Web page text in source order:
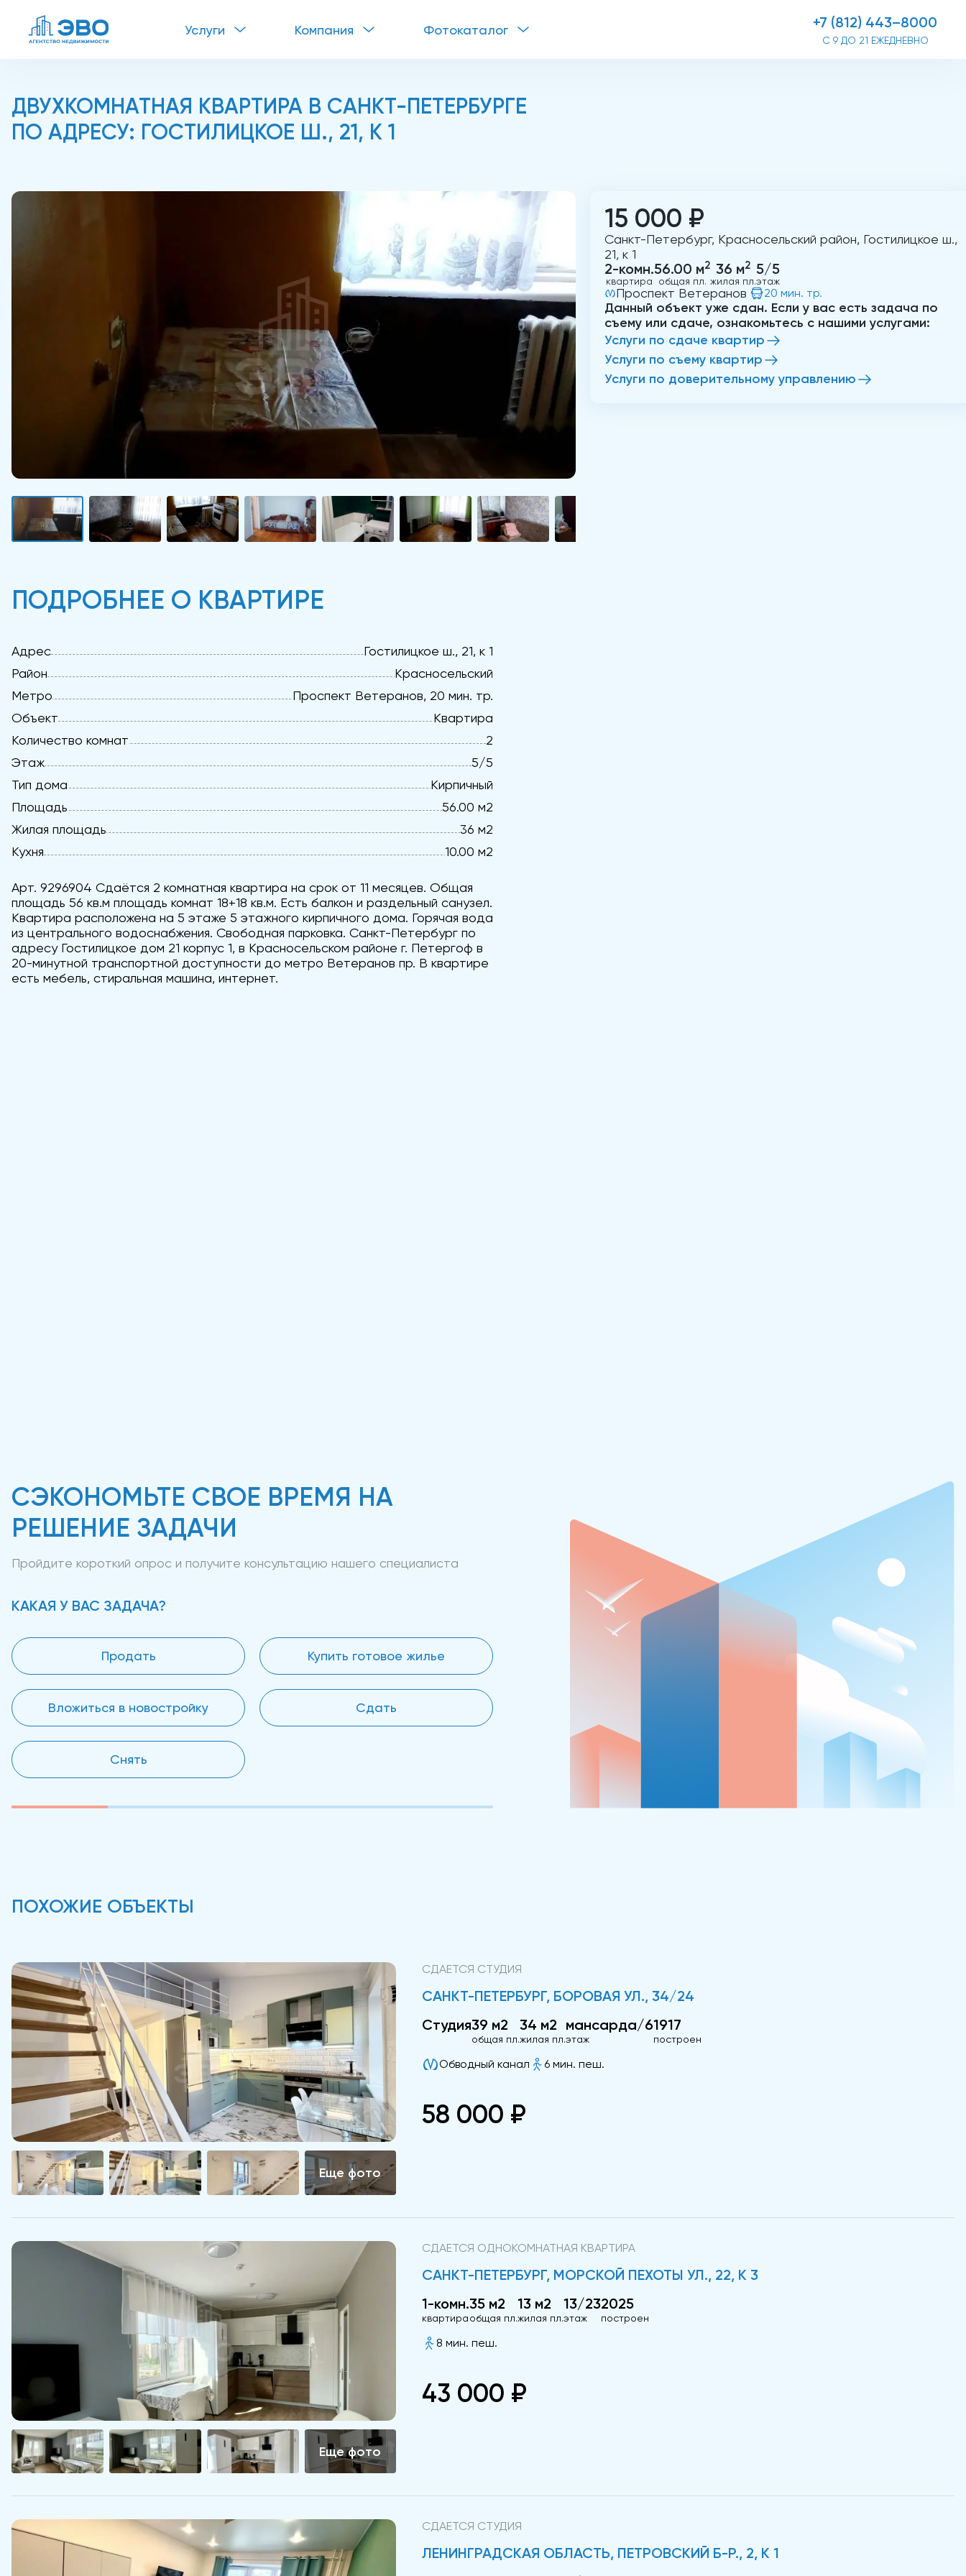
Услуги Компания Фотокаталог +7 (812) 443–8000
С 9 ДО 21 ЕЖЕДНЕВНО
ДВУХКОМНАТНАЯ КВАРТИРА В САНКТ-ПЕТЕРБУРГЕ
ПО АДРЕСУ: ГОСТИЛИЦКОЕ Ш., 21, К 1
ПОДРОБНЕЕ О КВАРТИРЕ
Адрес
Гостилицкое ш., 21, к 1
Район
Красносельский
Метро
Проспект Ветеранов, 20 мин. тр.
Объект
Квартира
Количество комнат
2
Этаж
5/5
Тип дома
Кирпичный
Площадь
56.00 м2
Жилая площадь
36 м2
Кухня
10.00 м2
Арт. 9296904 Сдаётся 2 комнатная квартира на срок от 11 месяцев. Общая
площадь 56 кв.м площадь комнат 18+18 кв.м. Есть балкон и раздельный санузел.
Квартира расположена на 5 этаже 5 этажного кирпичного дома. Горячая вода
из центрального водоснабжения. Свободная парковка. Санкт-Петербург по
адресу Гостилицкое дом 21 корпус 1, в Красносельском районе г. Петергоф в
20-минутной транспортной доступности до метро Ветеранов пр. В квартире
есть мебель, стиральная машина, интернет.
15 000 ₽
Санкт-Петербург, Красносельский район, Гостилицкое ш.,
21, к 1
2-комн.
квартира
56.00 м2
общая пл.
36 м2
жилая пл.
5/5
этаж
Проспект Ветеранов 20 мин. тр.
Данный объект уже сдан. Если у вас есть задача по
съему или сдаче, ознакомьтесь с нашими услугами:
Услуги по сдаче квартир
Услуги по съему квартир
Услуги по доверительному управлению
СЭКОНОМЬТЕ СВОЕ ВРЕМЯ НА
РЕШЕНИЕ ЗАДАЧИ
Пройдите короткий опрос и получите консультацию нашего специалиста
КАКАЯ У ВАС ЗАДАЧА?
Продать Купить готовое жилье
Вложиться в новостройку Сдать
Снять
ПОХОЖИЕ ОБЪЕКТЫ
СДАЕТСЯ СТУДИЯ
САНКТ-ПЕТЕРБУРГ, БОРОВАЯ УЛ., 34/24
Студия39 м2
общая пл.
34 м2
жилая пл.
мансарда/6
этаж
1917
построен
Обводный канал 6 мин. пеш.
58 000 ₽
СДАЕТСЯ ОДНОКОМНАТНАЯ КВАРТИРА
САНКТ-ПЕТЕРБУРГ, МОРСКОЙ ПЕХОТЫ УЛ., 22, К 3
1-комн.
квартира
35 м2
общая пл.
13 м2
жилая пл.
13/23
этаж
2025
построен
8 мин. пеш.
43 000 ₽
СДАЕТСЯ СТУДИЯ
ЛЕНИНГРАДСКАЯ ОБЛАСТЬ, ПЕТРОВСКИЙ Б-Р., 2, К 1